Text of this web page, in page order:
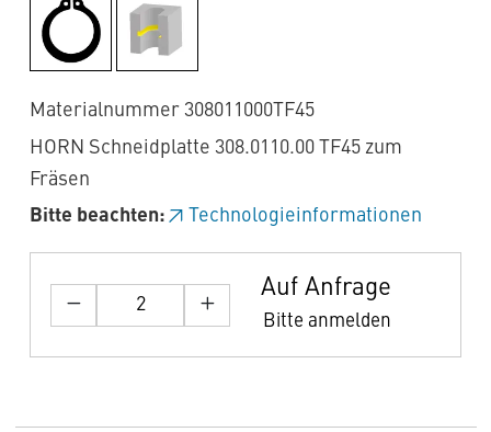
Materialnummer 308011000TF45
HORN Schneidplatte 308.0110.00 TF45 zum
Fräsen
Bitte beachten:
Technologieinformationen
Auf Anfrage
Bitte anmelden